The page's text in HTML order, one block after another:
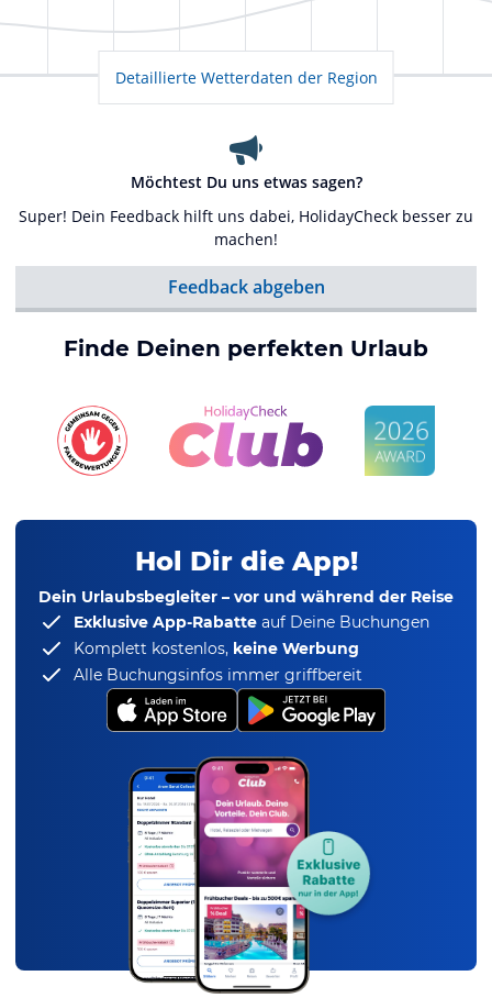
Detaillierte Wetterdaten der Region
Möchtest Du uns etwas sagen?
Super! Dein Feedback hilft uns dabei, HolidayCheck besser zu
machen!
Feedback abgeben
Finde Deinen perfekten Urlaub
Hol Dir die App!
Dein Urlaubsbegleiter – vor und während der Reise
Exklusive App-Rabatte auf Deine Buchungen
Komplett kostenlos, keine Werbung
Alle Buchungsinfos immer griffbereit